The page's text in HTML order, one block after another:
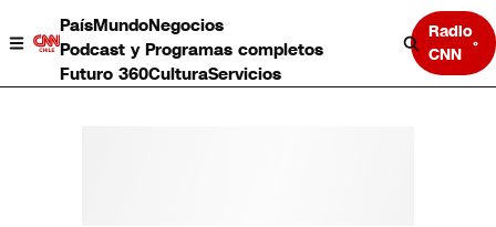
PaísMundoNegocios
Podcast y Programas completos
Futuro 360CulturaServicios
Radio
CNN